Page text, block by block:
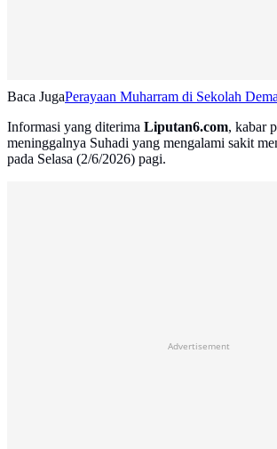
Baca JugaPerayaan Muharram di Sekolah
Informasi yang diterima Liputan6.com, kabar
meninggalnya Suhadi yang mengalami sakit
pada Selasa (2/6/2026) pagi.
Advertisement